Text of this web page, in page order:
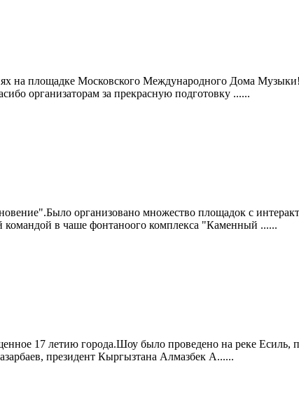
на площадке Московского Международного Дома
организаторам за прекрасную подготовку ......
организовано множество площадок с
командой в чаше фонтаноого комплекса "Каменный ......
17 летию города.Шоу было проведено на реке Есиль,
президент Кыргызтана Алмазбек А......